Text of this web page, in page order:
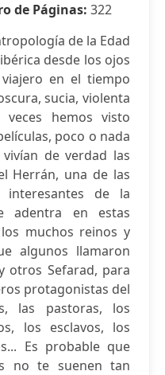
de Páginas: 322
de la Edad
desde los ojos
en el tiempo
sucia, violenta
hemos visto
poco o nada
de verdad las
Herrán, una de las
interesantes de la
adentra en estas
muchos reinos y
algunos llamaron
otros Sefarad, para
protagonistas del
las pastoras, los
los esclavos, los
Es probable que
no te suenen tan